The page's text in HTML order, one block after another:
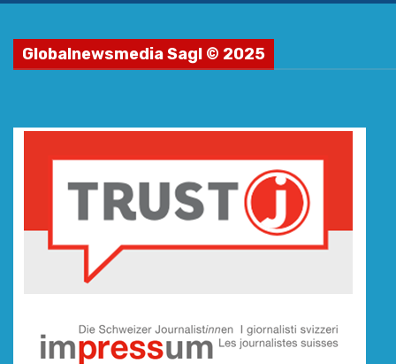
Globalnewsmedia Sagl © 2025